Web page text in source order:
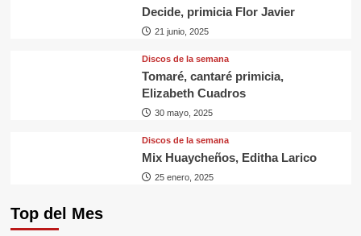
Decide, primicia Flor Javier
21 junio, 2025
Discos de la semana
Tomaré, cantaré primicia,
Elizabeth Cuadros
30 mayo, 2025
Discos de la semana
Mix Huaycheños, Editha Larico
25 enero, 2025
Top del Mes